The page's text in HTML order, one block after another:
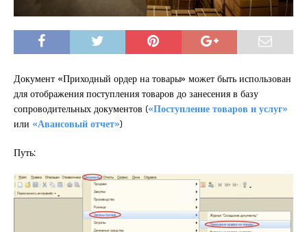
Документ «Приходный ордер на товары» может быть использован
для отображения поступления товаров до занесения в базу
сопроводительных документов («Поступление товаров и услуг»
или «Авансовый отчет»)
Путь: